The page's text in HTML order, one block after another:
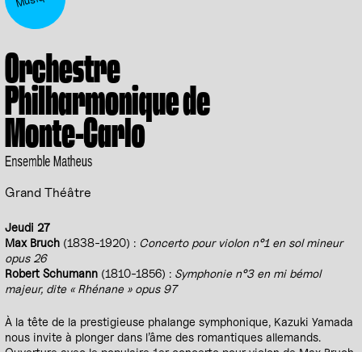
Orchestre
Philharmonique de
Monte-Carlo
Ensemble Matheus
Grand Théâtre
Jeudi 27
Max Bruch (1838-1920) : Concerto pour violon n°1 en sol mineur
opus 26
Robert Schumann (1810-1856) : Symphonie n°3 en mi bémol
majeur, dite « Rhénane » opus 97
À la tête de la prestigieuse phalange symphonique, Kazuki Yamada
nous invite à plonger dans l’âme des romantiques allemands.